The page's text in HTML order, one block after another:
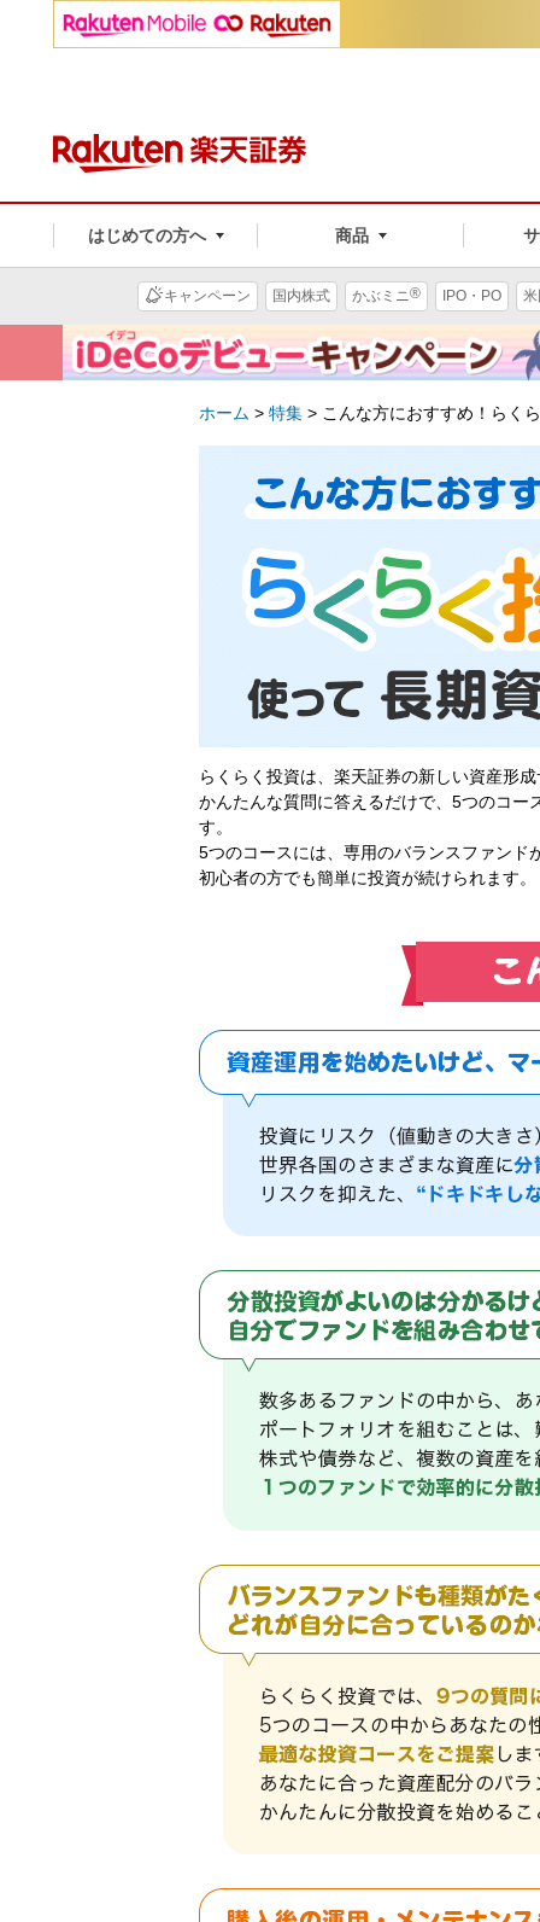
はじめての方へ 商品
キャンペーン 国内株式 かぶミニ® IPO・PO
ホーム > 特集 > こんな方におすすめ！らく
らくらく投資は、楽天証券の新しい資産形
かんたんな質問に答えるだけで、5つのコー
す。
5つのコースには、専用のバランスファンド
初心者の方でも簡単に投資が続けられます。